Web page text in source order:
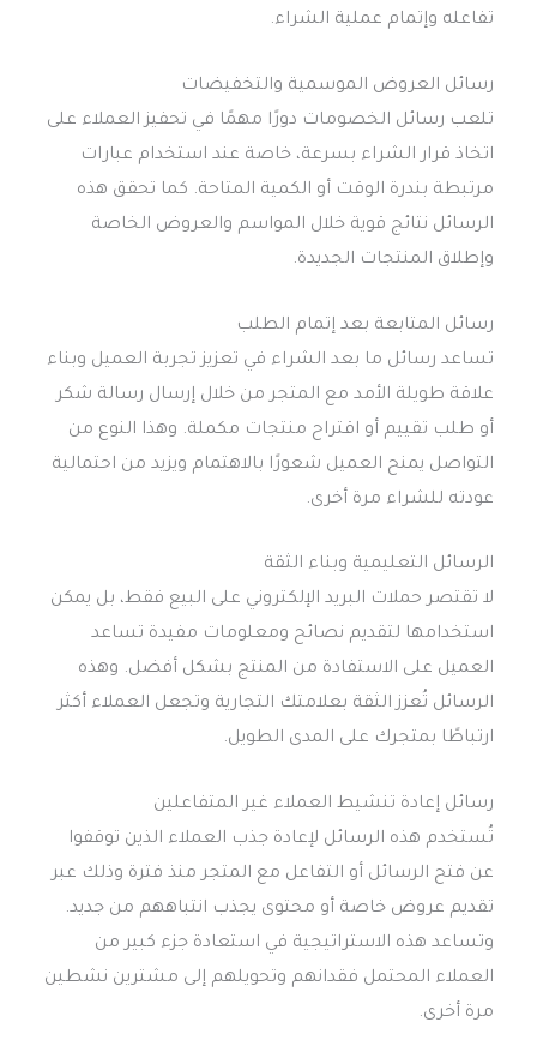
تفاعله وإتمام عملية الشراء.
رسائل العروض الموسمية والتخفيضات
تلعب رسائل الخصومات دورًا مهمًا في تحفيز العملاء على
اتخاذ قرار الشراء بسرعة، خاصة عند استخدام عبارات
مرتبطة بندرة الوقت أو الكمية المتاحة. كما تحقق هذه
الرسائل نتائج قوية خلال المواسم والعروض الخاصة
وإطلاق المنتجات الجديدة.
رسائل المتابعة بعد إتمام الطلب
تساعد رسائل ما بعد الشراء في تعزيز تجربة العميل وبناء
علاقة طويلة الأمد مع المتجر من خلال إرسال رسالة شكر
أو طلب تقييم أو اقتراح منتجات مكملة. وهذا النوع من
التواصل يمنح العميل شعورًا بالاهتمام ويزيد من احتمالية
عودته للشراء مرة أخرى.
الرسائل التعليمية وبناء الثقة
لا تقتصر حملات البريد الإلكتروني على البيع فقط، بل يمكن
استخدامها لتقديم نصائح ومعلومات مفيدة تساعد
العميل على الاستفادة من المنتج بشكل أفضل. وهذه
الرسائل تُعزز الثقة بعلامتك التجارية وتجعل العملاء أكثر
ارتباطًا بمتجرك على المدى الطويل.
رسائل إعادة تنشيط العملاء غير المتفاعلين
تُستخدم هذه الرسائل لإعادة جذب العملاء الذين توقفوا
عن فتح الرسائل أو التفاعل مع المتجر منذ فترة وذلك عبر
تقديم عروض خاصة أو محتوى يجذب انتباههم من جديد.
وتساعد هذه الاستراتيجية في استعادة جزء كبير من
العملاء المحتمل فقدانهم وتحويلهم إلى مشترين نشطين
مرة أخرى.